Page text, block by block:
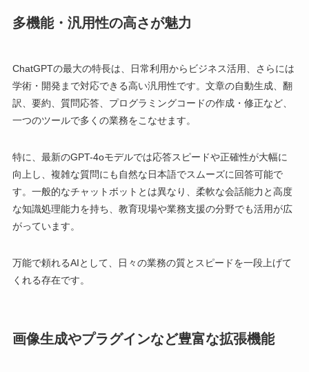
多機能・汎用性の高さが魅力
ChatGPTの最大の特長は、日常利用からビジネス活用、さらには
学術・開発まで対応できる高い汎用性です。文章の自動生成、翻
訳、要約、質問応答、プログラミングコードの作成・修正など、
一つのツールで多くの業務をこなせます。
特に、最新のGPT-4oモデルでは応答スピードや正確性が大幅に
向上し、複雑な質問にも自然な日本語でスムーズに回答可能で
す。一般的なチャットボットとは異なり、柔軟な会話能力と高度
な知識処理能力を持ち、教育現場や業務支援の分野でも活用が広
がっています。
万能で頼れるAIとして、日々の業務の質とスピードを一段上げて
くれる存在です。
画像生成やプラグインなど豊富な拡張機能